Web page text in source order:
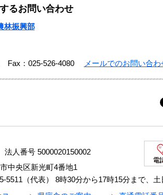
るお問い合わせ
林振興部
Fax：025-526-4080 メールでのお問い合
法人番号 5000020150002
中央区新光町4番地1
5511（代表）
8時30分から17時15分まで、